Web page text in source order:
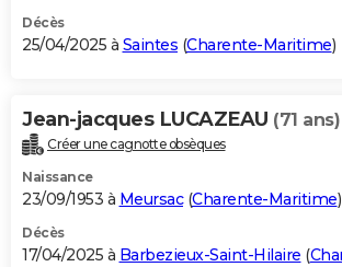
Décès
25/04/2025 à Saintes (Charente-Maritime)
Jean-jacques LUCAZEAU (71 ans)
Créer une cagnotte obsèques
Naissance
23/09/1953 à Meursac(Charente-Maritime)
Décès
17/04/2025 à Barbezieux-Saint-Hilaire (